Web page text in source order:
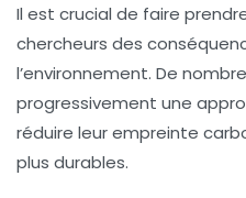
Il est crucial de faire
chercheurs des
l’environnement. De
progressivement une
réduire leur empreinte
plus durables.